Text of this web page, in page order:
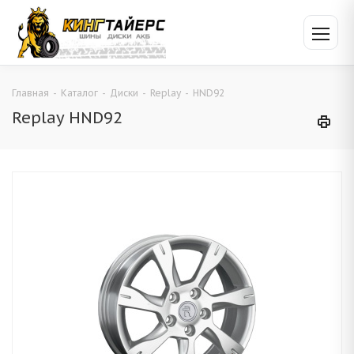
Главная - Каталог - Диски - Replay - HND92
Replay HND92